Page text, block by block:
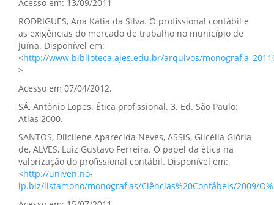
Acesso em: 13/09/2011
RODRIGUES, Ana Kátia da Silva. O profissional contábil e
as exigências do mercado de trabalho no município de
Juína. Disponível em:
<http://www.biblioteca.ajes.edu.br/arquivos/
>
Acesso em 07/04/2012.
SÁ, Antônio Lopes. Ética profissional. 3. Ed. São Paulo:
Atlas 2000.
SANTOS, Dilcilene Aparecida Neves, ASSIS, Gilcélia Glória
de, ALVES, Luiz Gustavo Ferreira. O papel da ética na
valorização do profissional contábil. Disponível em:
<http://univen.no-
ip.biz/listamono/monografias/Ciências%20Contábeis/2009/